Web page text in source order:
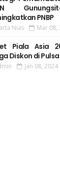
PNBP
Nias Mar 08,
Piala Asia
Diskon di
Jan 08, 2024